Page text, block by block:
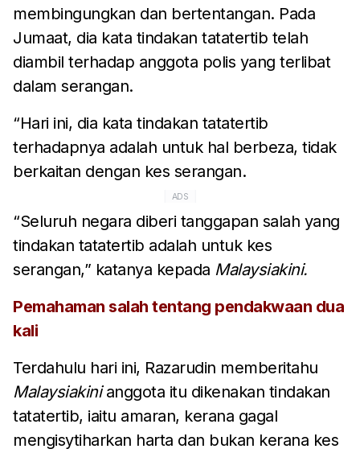
membingungkan dan bertentangan. Pada
Jumaat, dia kata tindakan tatatertib telah
diambil terhadap anggota polis yang terlibat
dalam serangan.
“Hari ini, dia kata tindakan tatatertib
terhadapnya adalah untuk hal berbeza, tidak
berkaitan dengan kes serangan.
ADS
“Seluruh negara diberi tanggapan salah yang
tindakan tatatertib adalah untuk kes
serangan,” katanya kepada Malaysiakini.
Pemahaman salah tentang pendakwaan dua
kali
Terdahulu hari ini, Razarudin memberitahu
Malaysiakinianggota itu dikenakan tindakan
tatatertib, iaitu amaran, kerana gagal
mengisytiharkan harta dan bukan kerana kes